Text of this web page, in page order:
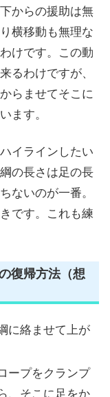
からの援助は無
横移動も無理な
けです。この動
るわけですが、
らませてそこに
ます。
イラインしたい
の長さは足の長
ないのが一番。
です。これも練
復帰方法（想
に絡ませて上が
ープをクランプ
、そこに足をか